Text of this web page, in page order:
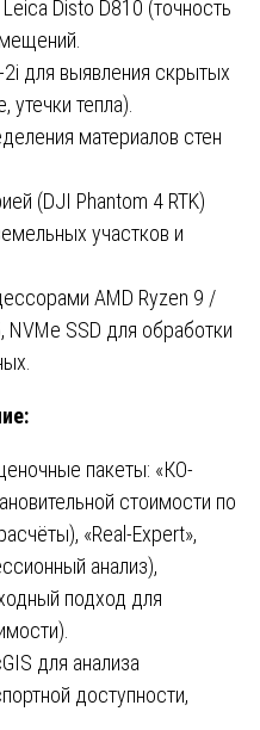
Disto D810 (точность
для выявления скрытых
тепла).
материалов стен
(DJI Phantom 4 RTK)
участков и
AMD Ryzen 9 /
NVMe SSD для обработки
пакеты: «КО-
стоимости по
«Real-Expert»,
анализ),
подход для
для анализа
доступности,